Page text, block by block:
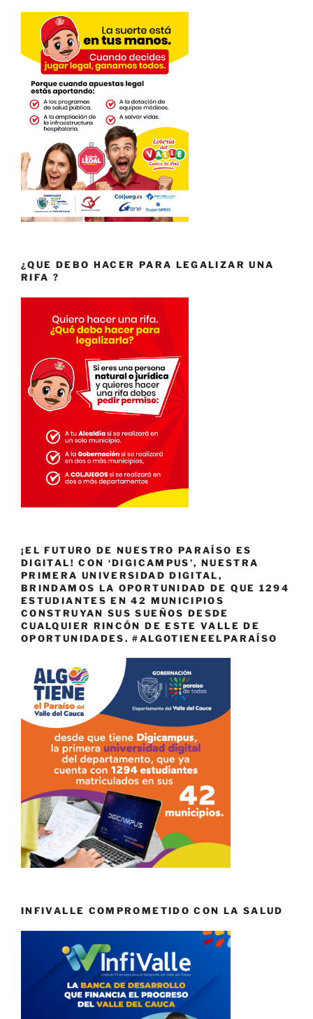
¿QUE DEBO HACER PARA LEGALIZAR UNA
RIFA ?
¡EL FUTURO DE NUESTRO PARAÍSO ES
DIGITAL! CON ‘DIGICAMPUS’, NUESTRA
PRIMERA UNIVERSIDAD DIGITAL,
BRINDAMOS LA OPORTUNIDAD DE QUE 1294
ESTUDIANTES EN 42 MUNICIPIOS
CONSTRUYAN SUS SUEÑOS DESDE
CUALQUIER RINCÓN DE ESTE VALLE DE
OPORTUNIDADES. #ALGOTIENEELPARAÍSO
INFIVALLE COMPROMETIDO CON LA SALUD